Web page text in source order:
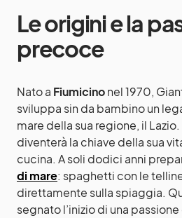
Le origini e la
precoce
Nato a Fiumicinonel 1970,
sviluppa sin da bambino un
mare della sua regione, il
diventerà la chiave della sua
cucina. A soli dodici anni
di mare: spaghetti con le
direttamente sulla spiaggia.
segnato l’inizio di una